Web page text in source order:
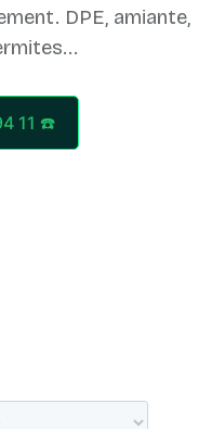
DPE, amiante,
11 ☎️